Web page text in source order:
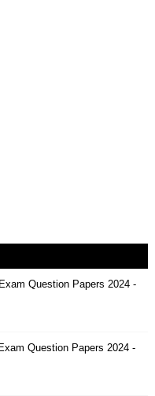
Question Papers 2024 -
Question Papers 2024 -